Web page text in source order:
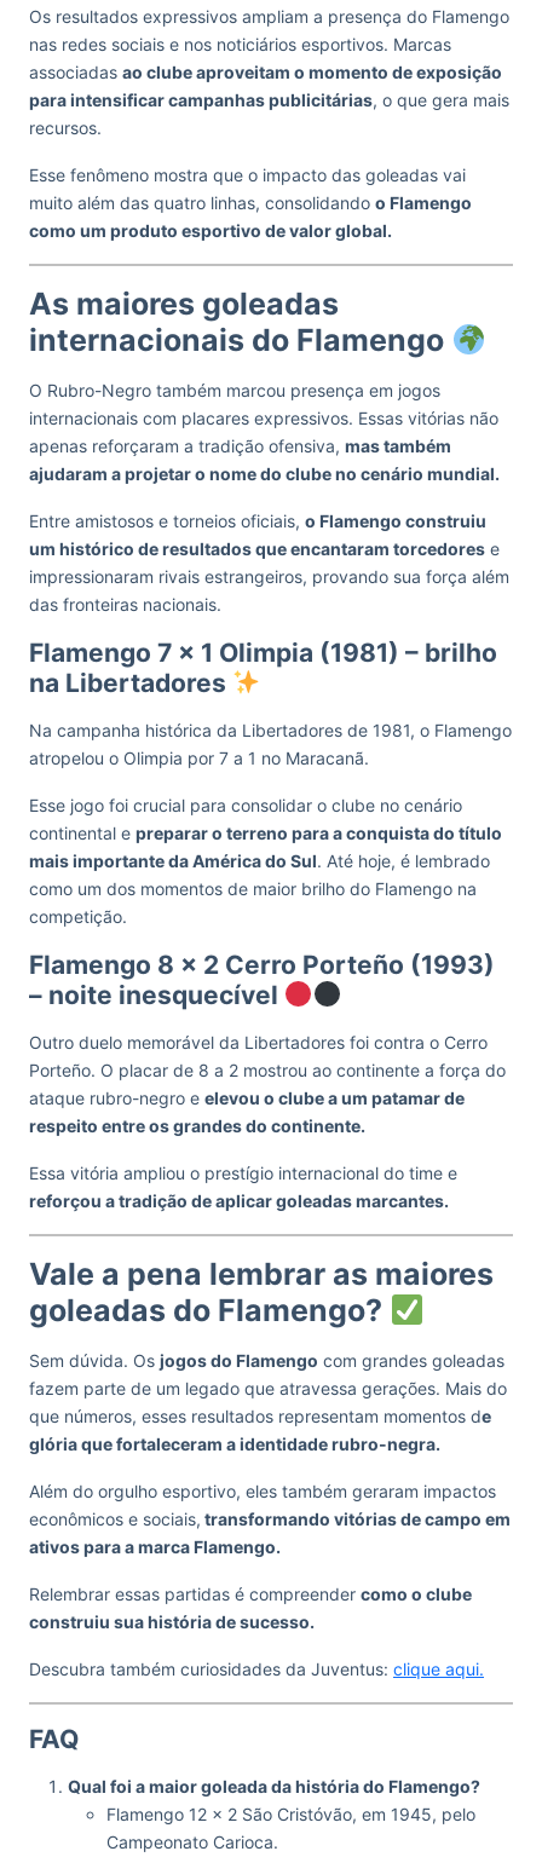
Os resultados expressivos ampliam a presença do Flamengo
nas redes sociais e nos noticiários esportivos. Marcas
associadas ao clube aproveitam o momento de exposição
para intensificar campanhas publicitárias, o que gera mais
recursos.
Esse fenômeno mostra que o impacto das goleadas vai
muito além das quatro linhas, consolidando o Flamengo
como um produto esportivo de valor global.
As maiores goleadas
internacionais do Flamengo
O Rubro-Negro também marcou presença em jogos
internacionais com placares expressivos. Essas vitórias não
apenas reforçaram a tradição ofensiva, mas também
ajudaram a projetar o nome do clube no cenário mundial.
Entre amistosos e torneios oficiais, o Flamengo construiu
um histórico de resultados que encantaram torcedores e
impressionaram rivais estrangeiros, provando sua força além
das fronteiras nacionais.
Flamengo 7 x 1 Olimpia (1981) – brilho
na Libertadores
Na campanha histórica da Libertadores de 1981, o Flamengo
atropelou o Olimpia por 7 a 1 no Maracanã.
Esse jogo foi crucial para consolidar o clube no cenário
continental e preparar o terreno para a conquista do título
mais importante da América do Sul. Até hoje, é lembrado
como um dos momentos de maior brilho do Flamengo na
competição.
Flamengo 8 x 2 Cerro Porteño (1993)
– noite inesquecível
Outro duelo memorável da Libertadores foi contra o Cerro
Porteño. O placar de 8 a 2 mostrou ao continente a força do
ataque rubro-negro e elevou o clube a um patamar de
respeito entre os grandes do continente.
Essa vitória ampliou o prestígio internacional do time e
reforçou a tradição de aplicar goleadas marcantes.
Vale a pena lembrar as maiores
goleadas do Flamengo?
Sem dúvida. Os jogos do Flamengo com grandes goleadas
fazem parte de um legado que atravessa gerações. Mais do
que números, esses resultados representam momentos de
glória que fortaleceram a identidade rubro-negra.
Além do orgulho esportivo, eles também geraram impactos
econômicos e sociais, transformando vitórias de campo em
ativos para a marca Flamengo.
Relembrar essas partidas é compreender como o clube
construiu sua história de sucesso.
Descubra também curiosidades da Juventus: clique aqui.
FAQ
Qual foi a maior goleada da história do Flamengo?
Flamengo 12 x 2 São Cristóvão, em 1945, pelo
Campeonato Carioca.